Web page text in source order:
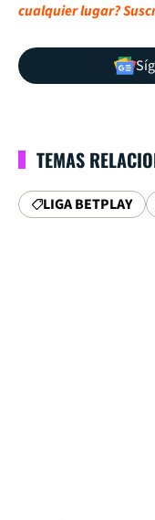
cualquier lugar?
TEMAS
LIGA BETPLAY